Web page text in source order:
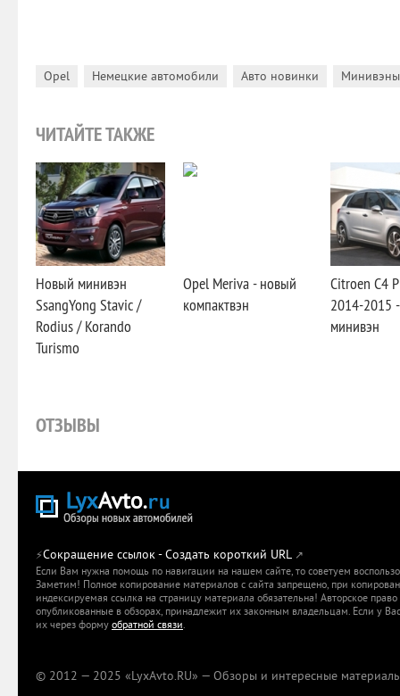
Opel Немецкие автомобили Авто новинки Минивэны
ЧИТАЙТЕ ТАКЖЕ
Новый минивэн
SsangYong Stavic /
Rodius / Korando
Turismo
Opel Meriva - новый
компактвэн
Citroen C4
2014-2015
минивэн
ОТЗЫВЫ
⚡Сокращение ссылок - Создать короткий URL ↗
Если Вам нужна помощь по навигации на нашем сайте, то советуем
Заметим! Полное копирование материалов с сайта запрещено, при
индексируемая ссылка на страницу материала обязательна! Авторское
опубликованные в обзорах, принадлежит их законным владельцам. Если у
их через форму обратной связи.
© 2012 — 2025 «LyxAvto.RU» — Обзоры и интересные